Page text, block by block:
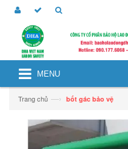
MENU
Trang chủ —› bốt gác bảo vệ